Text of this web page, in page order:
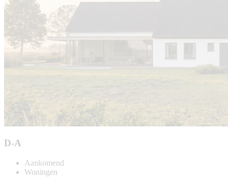
D-A
Aankomend
Woningen